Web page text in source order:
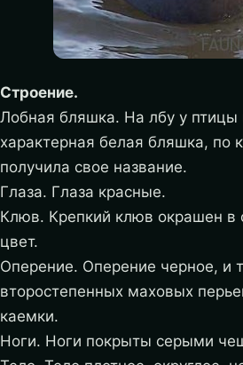
Строение.
Лобная бляшка. На лбу у птицы
характерная белая бляшка, по
получила свое название.
Глаза. Глаза красные.
Клюв. Крепкий клюв окрашен в
цвет.
Оперение. Оперение черное, и
второстепенных маховых
каемки.
Ноги. Ноги покрыты серыми